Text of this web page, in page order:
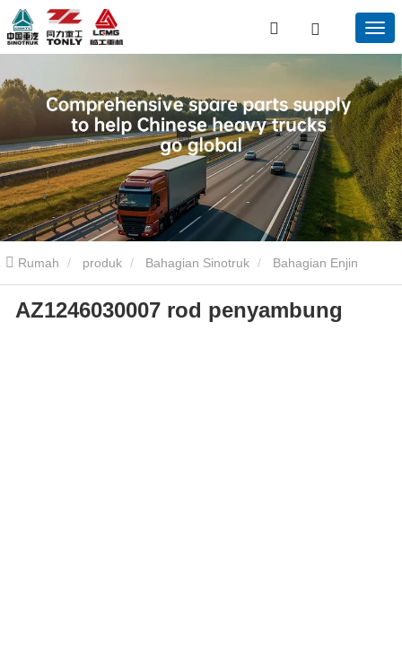
Rumah produk Bahagian Sinotruk Bahagian Enjin
Sinotruk AZ1246030007 rod penyambung
AZ1246030007 rod penyambung